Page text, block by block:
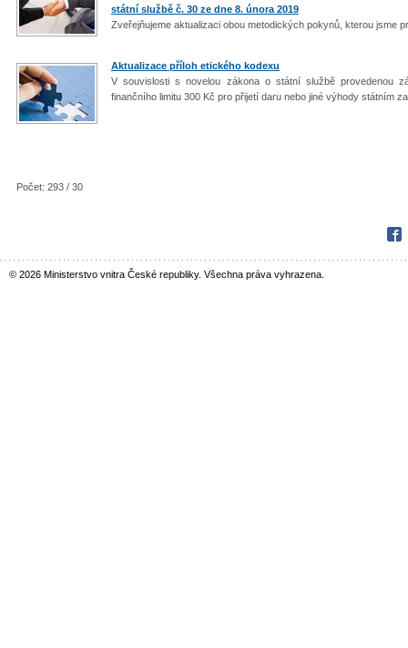
státní službě č. 30 ze dne 8. února 2019
Zveřejňujeme aktualizaci obou metodických pokynů, kterou jsme
Aktualizace příloh etického kodexu
V souvislosti s novelou zákona o státní službě provedenou
finančního limitu 300 Kč pro přijetí daru nebo jiné výhody státním
Počet: 293 / 30
© 2026 Ministerstvo vnitra České republiky. Všechna práva vyhrazena.